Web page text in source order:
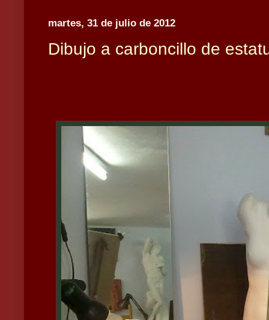
martes, 31 de julio de 2012
Dibujo a carboncillo de